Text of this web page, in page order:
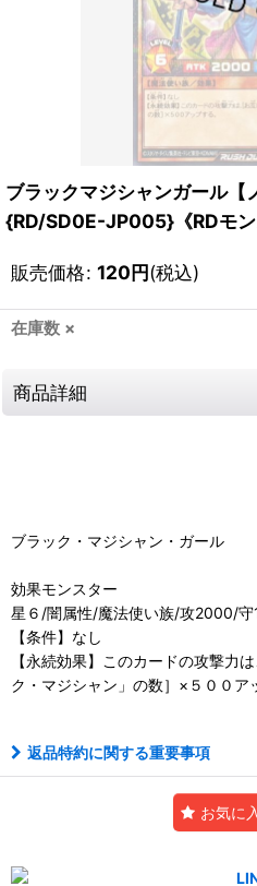
ブラックマジシャンガール【
{RD/SD0E-JP005}《RDモン
販売価格: 120円(税込)
在庫数 ×
商品詳細
ブラック・マジシャン・ガール
効果モンスター
星６/闇属性/魔法使い族/攻2000/守
【条件】なし
【永続効果】このカードの攻撃力
ク・マジシャン」の数］×５００ア
返品特約に関する重要事項
お気に